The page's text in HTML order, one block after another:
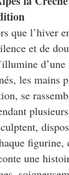
que l’hiver
et de
les mains
se
figurine,
une